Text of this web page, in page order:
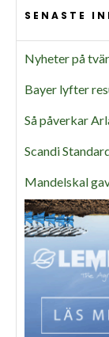
SENASTE
Nyheter på
Bayer lyfter
Så påverkar
Scandi
Mandelskal